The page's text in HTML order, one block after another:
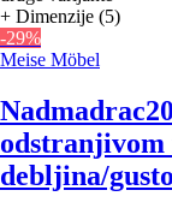
+ Dimenzije (5)
-29%
Meise Möbel
Nadmadrac
odstranjivom
debljina/